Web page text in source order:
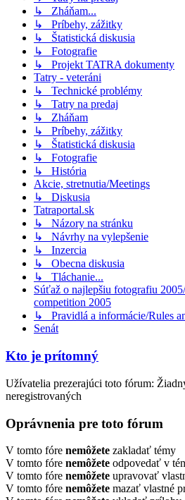
↳ Zháňam...
↳ Príbehy, zážitky
↳ Štatistická diskusia
↳ Fotografie
↳ Projekt TATRA dokumenty
Tatry - veteráni
↳ Technické problémy
↳ Tatry na predaj
↳ Zháňam
↳ Príbehy, zážitky
↳ Štatistická diskusia
↳ Fotografie
↳ História
Akcie, stretnutia/Meetings
↳ Diskusia
Tatraportal.sk
↳ Názory na stránku
↳ Návrhy na vylepšenie
↳ Inzercia
↳ Obecna diskusia
↳ Tláchanie...
Súťaž o najlepšiu fotografiu
competition 2005
↳ Pravidlá a informácie/Rules
Senát
Kto je prítomný
Užívatelia prezerajúci toto fórum:
neregistrovaných
Oprávnenia pre toto fórum
V tomto fóre nemôžete zakladať témy
V tomto fóre nemôžete odpovedať v
V tomto fóre nemôžete upravovať
V tomto fóre nemôžete mazať vlastné